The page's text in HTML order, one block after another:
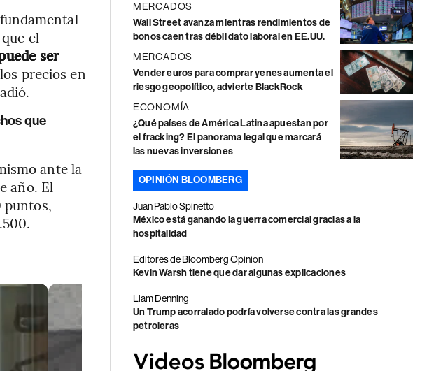
el
ser
precios en
que
ante la
año. El
puntos,
MERCADOS
Wall Street avanza mientras rendimientos de
bonos caen tras débil dato laboral en EE.UU.
MERCADOS
Vender euros para comprar yenes aumenta el
riesgo geopolítico, advierte BlackRock
ECONOMÍA
¿Qué países de América Latina apuestan por
el fracking? El panorama legal que marcará
las nuevas inversiones
OPINIÓN BLOOMBERG
Juan Pablo Spinetto
México está ganando la guerra comercial gracias a la
hospitalidad
Editores de Bloomberg Opinion
Kevin Warsh tiene que dar algunas explicaciones
Liam Denning
Un Trump acorralado podría volverse contra las grandes
petroleras